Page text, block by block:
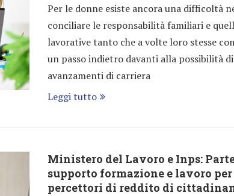
Per le donne esiste ancora una difficoltà
conciliare le responsabilità familiari e
lavorative tanto che a volte loro stesse
un passo indietro davanti alla possibilità di
avanzamenti di carriera
Leggi tutto
Ministero del Lavoro e Inps:
supporto formazione e lavoro
percettori di reddito di